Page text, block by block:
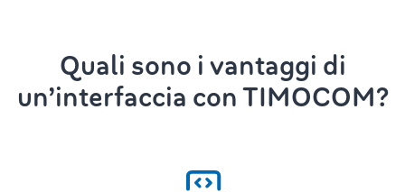
Quali sono i vantaggi di
un’interfaccia con TIMOCOM?